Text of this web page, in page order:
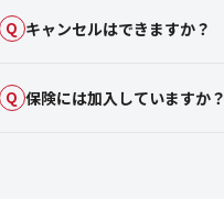
Q キャンセルはできますか？
Q 保険には加入していますか？